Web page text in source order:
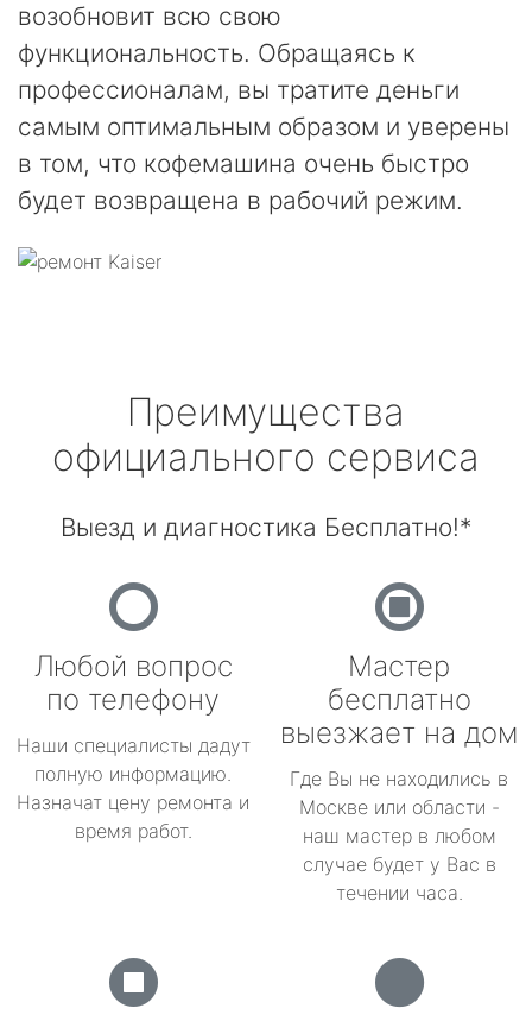
возобновит всю свою
функциональность. Обращаясь к
профессионалам, вы тратите деньги
самым оптимальным образом и уверены
в том, что кофемашина очень быстро
будет возвращена в рабочий режим.
Преимущества
официального сервиса
Выезд и диагностика Бесплатно!*
Любой вопрос
по телефону
Наши специалисты дадут
полную информацию.
Назначат цену ремонта и
время работ.
Мастер
бесплатно
выезжает на дом
Где Вы не находились в
Москве или области -
наш мастер в любом
случае будет у Вас в
течении часа.